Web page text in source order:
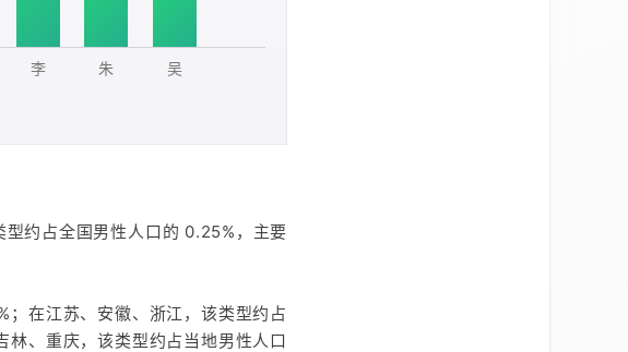
李 朱 吴
型约占全国男性人口的 0.25%，主要
在江苏、安徽、浙江，该类型约占
、重庆，该类型约占当地男性人口